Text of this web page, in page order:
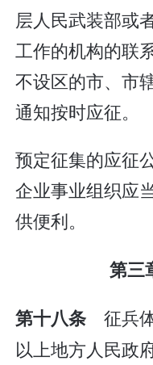
层人民武装部或
工作的机构的联
不设区的市、市
通知按时应征。
预定征集的应征
企业事业组织应
供便利。
第
第十八条 征兵
以上地方人民政